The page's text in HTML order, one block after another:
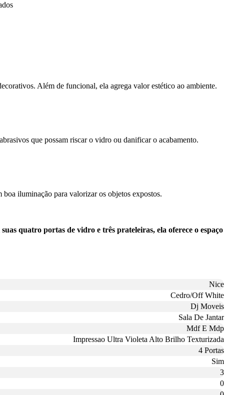
Além de funcional, ela agrega valor estético ao ambiente.
que possam riscar o vidro ou danificar o acabamento.
iluminação para valorizar os objetos expostos.
quatro portas de vidro e três prateleiras, ela oferece o espaço
Nice
Cedro/Off White
Dj Moveis
Sala De Jantar
Mdf E Mdp
Impressao Ultra Violeta Alto Brilho Texturizada
4 Portas
Sim
3
0